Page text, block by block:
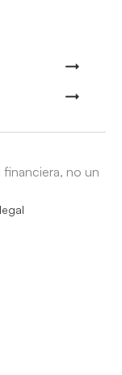
no un